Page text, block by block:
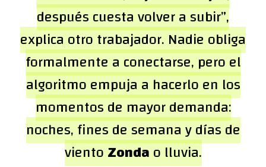
después cuesta volver a subir”,
explica otro trabajador. Nadie obliga
formalmente a conectarse, pero el
algoritmo empuja a hacerlo en los
momentos de mayor demanda:
noches, fines de semana y días de
vientoZondao lluvia.